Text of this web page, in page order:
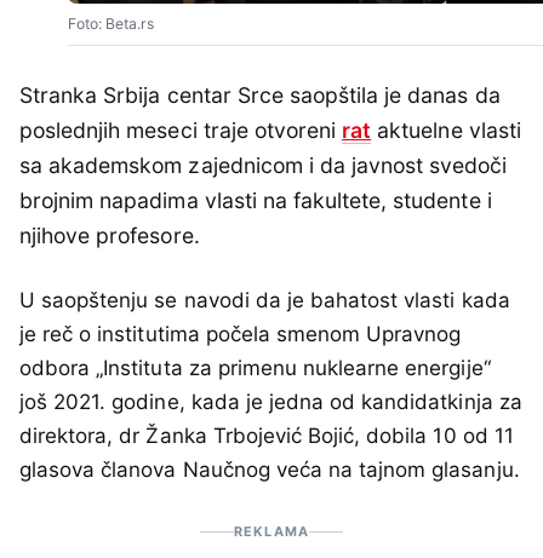
Foto: Beta.rs
Stranka Srbija centar Srce saopštila je danas da
poslednjih meseci traje otvoreni rat aktuelne vlasti
sa akademskom zajednicom i da javnost svedoči
brojnim napadima vlasti na fakultete, studente i
njihove profesore.
U saopštenju se navodi da je bahatost vlasti kada
je reč o institutima počela smenom Upravnog
odbora „Instituta za primenu nuklearne energije“
još 2021. godine, kada je jedna od kandidatkinja za
direktora, dr Žanka Trbojević Bojić, dobila 10 od 11
glasova članova Naučnog veća na tajnom glasanju.
REKLAMA